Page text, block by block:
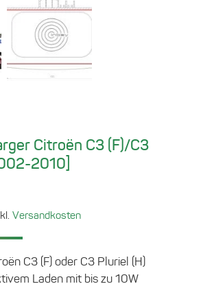
Citroën C3 (F)/C3
2010]
Versandkosten
C3 (F) oder C3 Pluriel (H)
Laden mit bis zu 10W